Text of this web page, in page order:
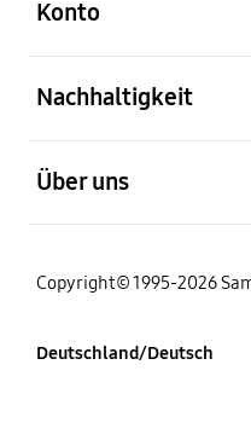
Konto
Nachhaltigkeit
Über uns
Copyright© 1995-2026
Deutschland/Deutsch